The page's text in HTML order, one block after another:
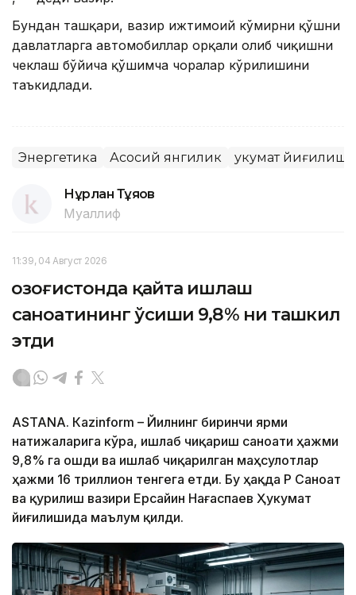
Бундан ташқари, вазир ижтимоий кўмирни қўшни
давлатларга автомобиллар орқали олиб чиқишни
чеклаш бўйича қўшимча чоралар кўрилишини
таъкидлади.
Энергетика Асосий янгилик Ҳукумат йиғилиши
Нұрлан Тұяқов
Муаллиф
11:39, 04 Август 2026
Қозоғистонда қайта ишлаш
саноатининг ўсиши 9,8% ни ташкил
этди
ASTANА. Кazinform – Йилнинг биринчи ярми
натижаларига кўра, ишлаб чиқариш саноати ҳажми
9,8% га ошди ва ишлаб чиқарилган маҳсулотлар
ҳажми 16 триллион тенгега етди. Бу ҳақда ҚР Саноат
ва қурилиш вазири Ерсайин Нағаспаев Ҳукумат
йиғилишида маълум қилди.